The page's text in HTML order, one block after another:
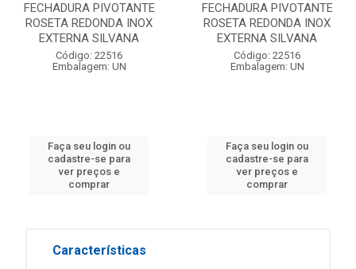
FECHADURA PIVOTANTE
ROSETA REDONDA INOX
EXTERNA SILVANA
Código: 22516
Embalagem: UN
Faça seu login ou
cadastre-se para
ver preços e
comprar
FECHADURA PIVOTANTE
ROSETA REDONDA INOX
EXTERNA SILVANA
Código: 22516
Embalagem: UN
Faça seu login ou
cadastre-se para
ver preços e
comprar
Características